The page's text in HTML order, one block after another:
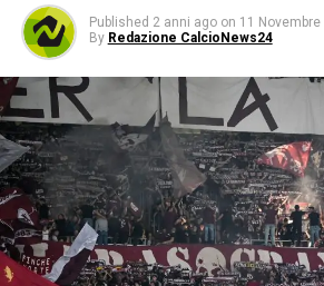
Published 2 anni ago on 11
By Redazione CalcioNews24